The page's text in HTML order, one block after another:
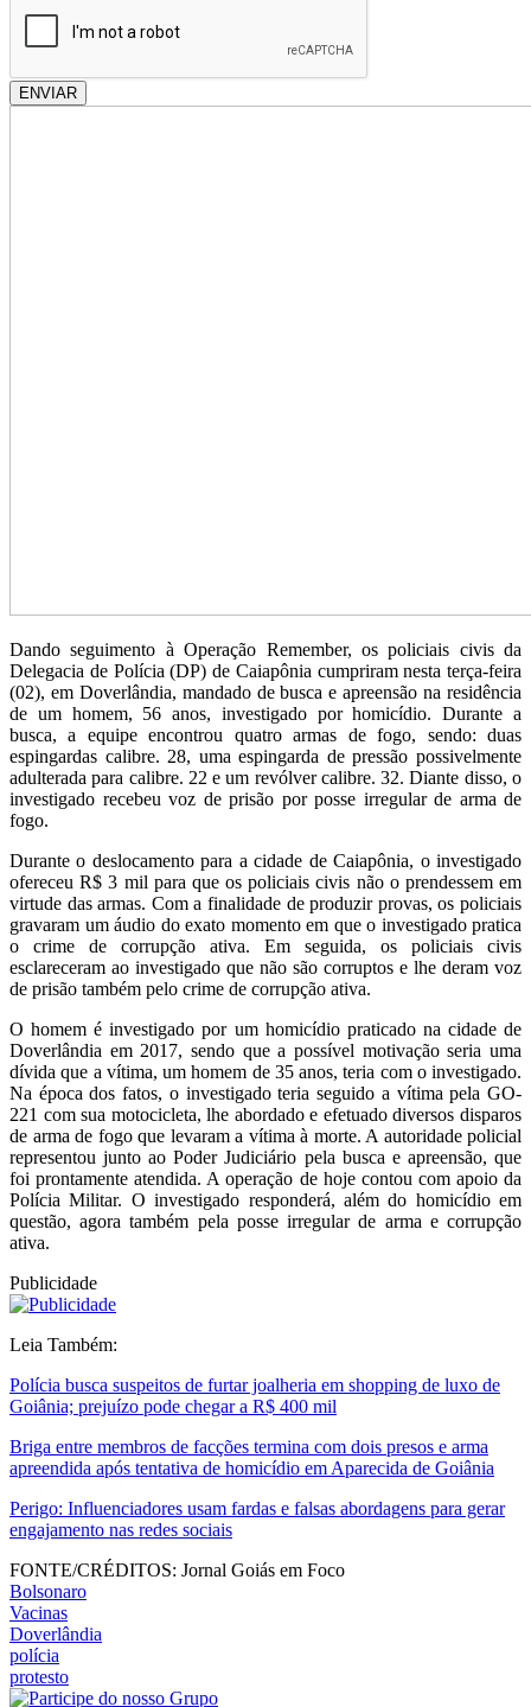
ENVIAR
Dando seguimento à Operação Remember, os policiais civis da
Delegacia de Polícia (DP) de Caiapônia cumpriram nesta terça-feira
(02), em Doverlândia, mandado de busca e apreensão na residência
de um homem, 56 anos, investigado por homicídio. Durante a
busca, a equipe encontrou quatro armas de fogo, sendo: duas
espingardas calibre. 28, uma espingarda de pressão possivelmente
adulterada para calibre. 22 e um revólver calibre. 32. Diante disso, o
investigado recebeu voz de prisão por posse irregular de arma de
fogo.
Durante o deslocamento para a cidade de Caiapônia, o investigado
ofereceu R$ 3 mil para que os policiais civis não o prendessem em
virtude das armas. Com a finalidade de produzir provas, os policiais
gravaram um áudio do exato momento em que o investigado pratica
o crime de corrupção ativa. Em seguida, os policiais civis
esclareceram ao investigado que não são corruptos e lhe deram voz
de prisão também pelo crime de corrupção ativa.
O homem é investigado por um homicídio praticado na cidade de
Doverlândia em 2017, sendo que a possível motivação seria uma
dívida que a vítima, um homem de 35 anos, teria com o investigado.
Na época dos fatos, o investigado teria seguido a vítima pela GO-
221 com sua motocicleta, lhe abordado e efetuado diversos disparos
de arma de fogo que levaram a vítima à morte. A autoridade policial
representou junto ao Poder Judiciário pela busca e apreensão, que
foi prontamente atendida. A operação de hoje contou com apoio da
Polícia Militar. O investigado responderá, além do homicídio em
questão, agora também pela posse irregular de arma e corrupção
ativa.
Publicidade
Leia Também:
Polícia busca suspeitos de furtar joalheria em shopping de luxo de
Goiânia; prejuízo pode chegar a R$ 400 mil
Briga entre membros de facções termina com dois presos e arma
apreendida após tentativa de homicídio em Aparecida de Goiânia
Perigo: Influenciadores usam fardas e falsas abordagens para gerar
engajamento nas redes sociais
FONTE/CRÉDITOS: Jornal Goiás em Foco
Bolsonaro
Vacinas
Doverlândia
polícia
protesto